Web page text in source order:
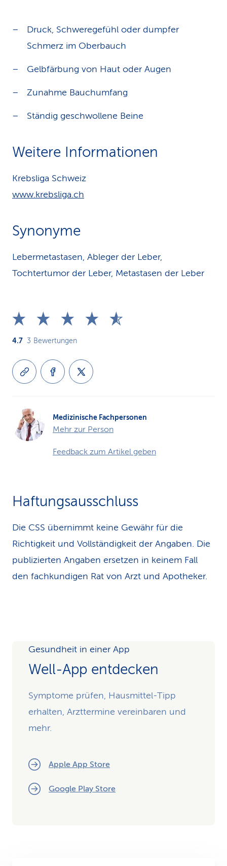
Druck, Schweregefühl oder dumpfer
Schmerz im Oberbauch
Gelbfärbung von Haut oder Augen
Zunahme Bauchumfang
Ständig geschwollene Beine
Weitere Informationen
Krebsliga Schweiz
www.krebsliga.ch
Synonyme
Lebermetastasen, Ableger der Leber,
Tochtertumor der Leber, Metastasen der Leber
4.7 3 Bewertungen
Medizinische Fachpersonen
Mehr zur Person
Feedback zum Artikel geben
Haftungsausschluss
Die CSS übernimmt keine Gewähr für die
Richtigkeit und Vollständigkeit der Angaben. Die
publizierten Angaben ersetzen in keinem Fall
den fachkundigen Rat von Arzt und Apotheker.
Gesundheit in einer App
Well-App entdecken
Symptome prüfen, Hausmittel-Tipp
erhalten, Arzttermine vereinbaren und
mehr.
Apple App Store
Google Play Store